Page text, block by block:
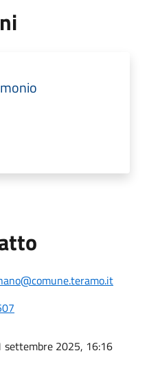
settembre 2025, 16:16